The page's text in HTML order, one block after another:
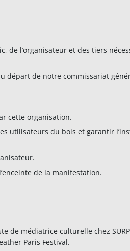
de l’organisateur et des tiers
départ de notre commissariat
cette organisation.
utilisateurs du bois et garantir
de la manifestation.
de médiatrice culturelle chez
Paris Festival.